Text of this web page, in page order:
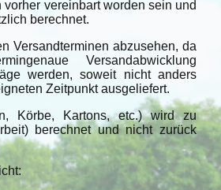
vereinbart worden sein und
berechnet.
Versandterminen abzusehen, da
Versandabwicklung
werden, soweit nicht anders
Zeitpunkt ausgeliefert.
Körbe, Kartons, etc.) wird zu
berechnet und nicht zurück